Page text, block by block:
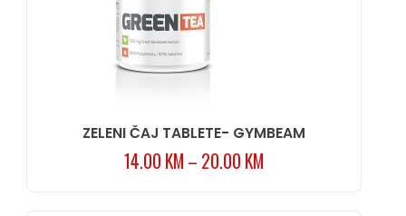
ZELENI ČAJ TABLETE- GYMBEAM
14.00 KM – 20.00 KM